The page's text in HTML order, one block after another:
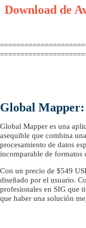
Download de
Global
Global Mapper es una
asequible que combina
procesamiento de datos
incomparable de formatos
Con un precio de $549
diseñado por el usuario.
profesionales en SIG que
que haber una solución